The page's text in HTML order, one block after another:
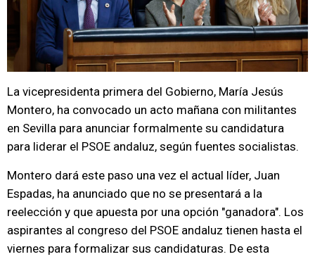
La vicepresidenta primera del Gobierno, María Jesús
Montero, ha convocado un acto mañana con militantes
en Sevilla para anunciar formalmente su candidatura
para liderar el PSOE andaluz, según fuentes socialistas.
Montero dará este paso una vez el actual líder, Juan
Espadas, ha anunciado que no se presentará a la
reelección y que apuesta por una opción "ganadora". Los
aspirantes al congreso del PSOE andaluz tienen hasta el
viernes para formalizar sus candidaturas. De esta